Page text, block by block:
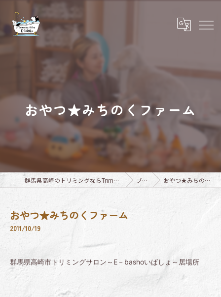
おやつ★みちのくファーム
群馬県高崎のトリミングならTrimming Salon E-basho ブログ おやつ★みちのくファーム
おやつ★みちのくファーム
2011/10/19
群馬県高崎市トリミングサロン～E－bashoいばしょ～居場所